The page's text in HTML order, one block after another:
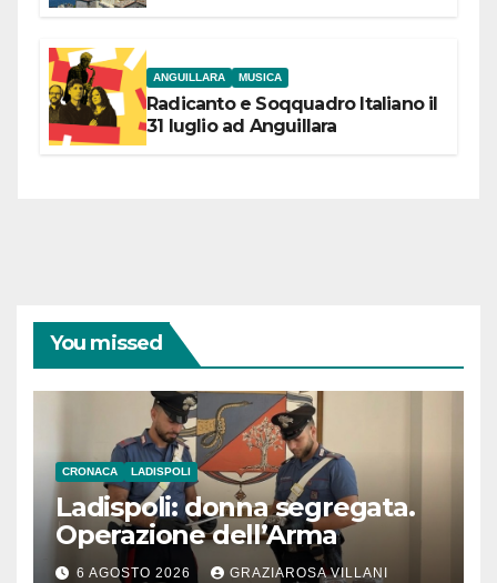
ANGUILLARA MUSICA
Radicanto e Soqquadro Italiano il
31 luglio ad Anguillara
You missed
CRONACA LADISPOLI
Ladispoli: donna segregata.
Operazione dell’Arma
6 AGOSTO 2026 GRAZIAROSA VILLANI